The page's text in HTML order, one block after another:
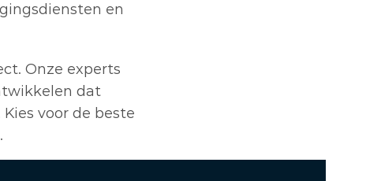
en
Onze experts
dat
voor de beste